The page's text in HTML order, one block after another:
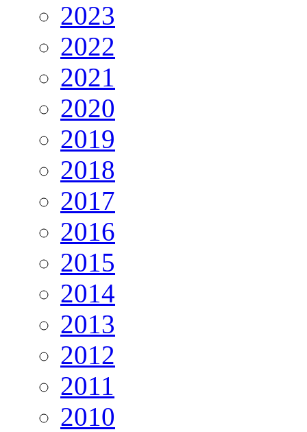
2023
2022
2021
2020
2019
2018
2017
2016
2015
2014
2013
2012
2011
2010